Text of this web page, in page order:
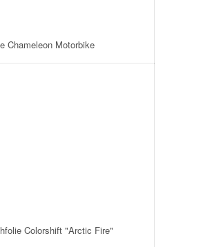
Chameleon Motorbike
Colorshift "Arctic Fire"